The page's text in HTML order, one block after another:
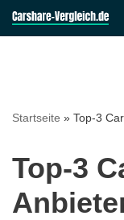
Startseite » Top-3
Top-3